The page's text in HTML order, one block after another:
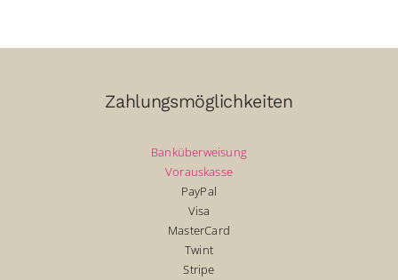
Zahlungsmöglichkeiten
Banküberweisung
Vorauskasse
PayPal
Visa
MasterCard
Twint
Stripe